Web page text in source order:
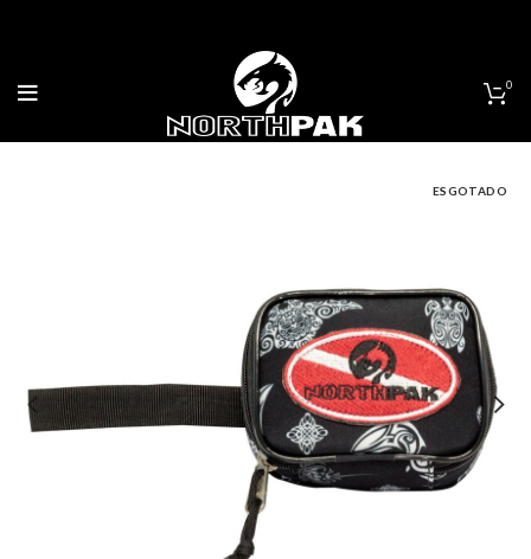
0
ESGOTADO